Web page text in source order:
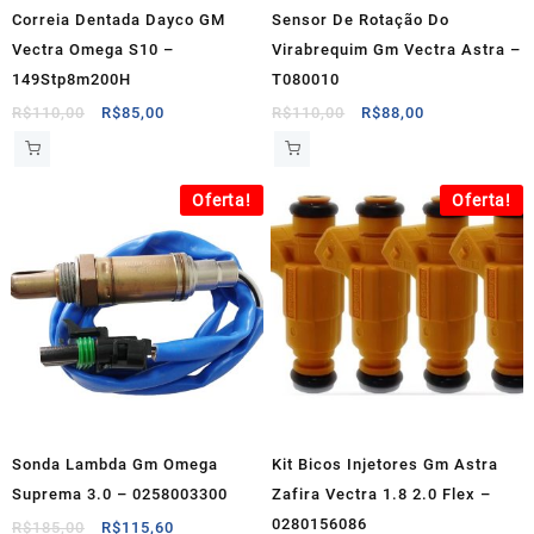
Correia Dentada Dayco GM
Vectra Omega S10 –
149Stp8m200H
R$110,00
O
R$85,00
R$85,00.
Sensor De Rotação Do
Virabrequim Gm Vectra Astra –
T080010
R$110,00
O
R$110,00.
R$88,00
R$88,00.
Oferta!
Sonda Lambda Gm Omega
Suprema 3.0 – 0258003300
R$185,00
O
R$115,60
Oferta!
Kit Bicos Injetores Gm Astra
Zafira Vectra 1.8 2.0 Flex –
0280156086